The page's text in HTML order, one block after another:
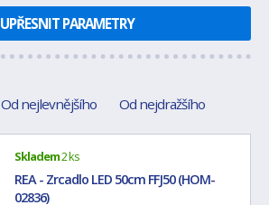
UPŘESNIT PARAMETRY
Od nejlevnějšího Od nejdražšího
Skladem2 ks
REA - Zrcadlo LED 50cm FFJ50 (HOM-
02836)